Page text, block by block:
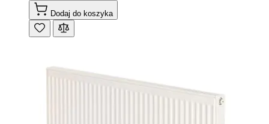
Dodaj do koszyka